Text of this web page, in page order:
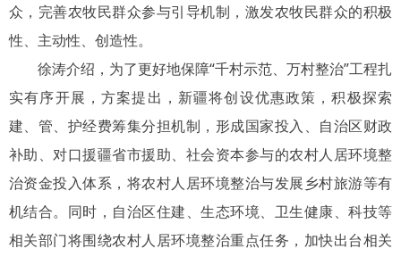
众，完善农牧民群众参与引导机制，激发农牧民群众的积极
性、主动性、创造性。
徐涛介绍，为了更好地保障“千村示范、万村整治”工程扎
实有序开展，方案提出，新疆将创设优惠政策，积极探索
建、管、护经费筹集分担机制，形成国家投入、自治区财政
补助、对口援疆省市援助、社会资本参与的农村人居环境整
治资金投入体系，将农村人居环境整治与发展乡村旅游等有
机结合。同时，自治区住建、生态环境、卫生健康、科技等
相关部门将围绕农村人居环境整治重点任务，加快出台相关